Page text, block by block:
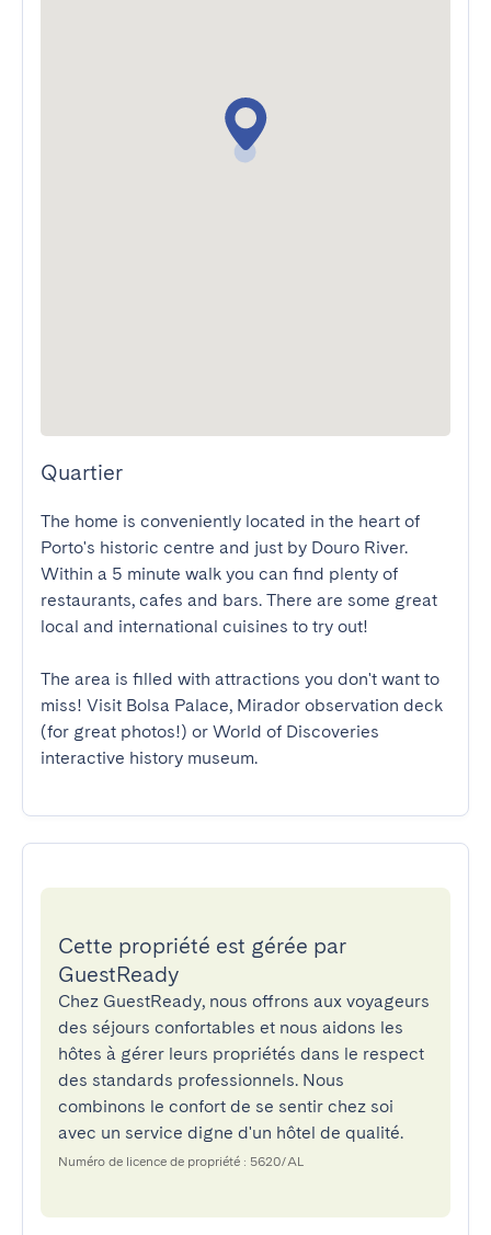
Quartier
The home is conveniently located in the heart of
Porto's historic centre and just by Douro River.
Within a 5 minute walk you can find plenty of
restaurants, cafes and bars. There are some great
local and international cuisines to try out!
The area is filled with attractions you don't want to
miss! Visit Bolsa Palace, Mirador observation deck
(for great photos!) or World of Discoveries
interactive history museum.
Cette propriété est gérée par
GuestReady
Chez GuestReady, nous offrons aux voyageurs
des séjours confortables et nous aidons les
hôtes à gérer leurs propriétés dans le respect
des standards professionnels. Nous
combinons le confort de se sentir chez soi
avec un service digne d'un hôtel de qualité.
Numéro de licence de propriété : 5620/AL